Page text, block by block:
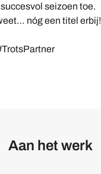
seizoen toe.
nóg een titel erbij!
Aan het werk